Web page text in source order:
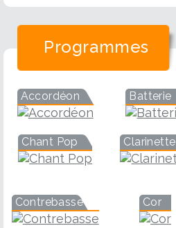
Programmes
Accordéon Batterie
Chant Pop Clarinette
Contrebasse Cor